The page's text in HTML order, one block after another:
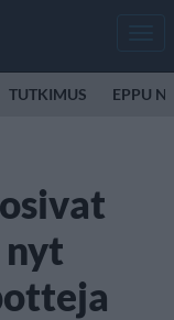
TUTKIMUS EPPU
nyt